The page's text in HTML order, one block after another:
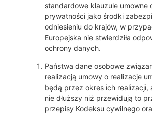
standardowe klauzule umowne
prywatności jako środki
odniesieniu do krajów, w
Europejska nie stwierdziła
ochrony danych.
Państwa dane osobowe
realizacją umowy o realizacje
będą przez okres ich
nie dłuższy niż przewidują to
przepisy Kodeksu cywilnego